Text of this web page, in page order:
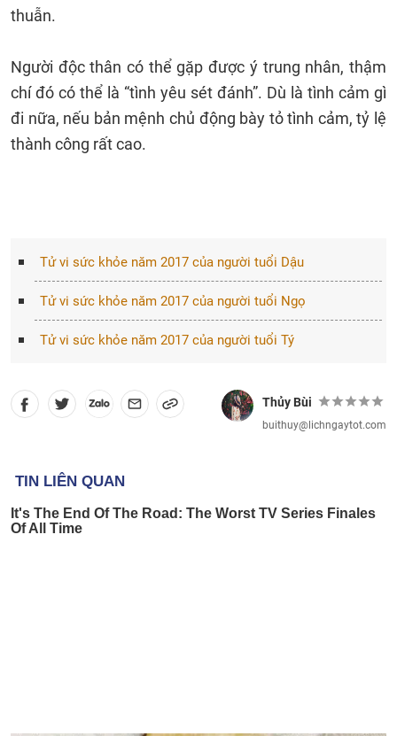
thuẫn.
Người độc thân có thể gặp được ý trung nhân, thậm
chí đó có thể là “tình yêu sét đánh”. Dù là tình cảm gì
đi nữa, nếu bản mệnh chủ động bày tỏ tình cảm, tỷ lệ
thành công rất cao.
Tử vi sức khỏe năm 2017 của người tuổi Dậu
Tử vi sức khỏe năm 2017 của người tuổi Ngọ
Tử vi sức khỏe năm 2017 của người tuổi Tý
Thủy Bùi
buithuy@lichngaytot.com